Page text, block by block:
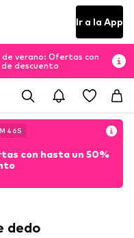
Ir a la App
de verano: Ofertas con
descuento
M 45S
con hasta un 50%
dedo